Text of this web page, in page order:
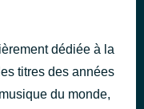
il y a 38 minutes
dédiée à la
titres des années
du monde,